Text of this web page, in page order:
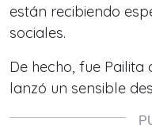
están recibiendo
sociales.
De hecho, fue
lanzó un sensible